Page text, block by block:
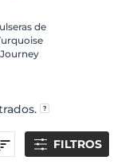
de
Journey
FILTROS